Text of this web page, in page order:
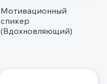
Мотивационный
спикер
(Вдохновляющий)